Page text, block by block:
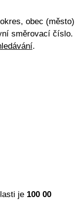
obec
směrovací
.
je 100 00